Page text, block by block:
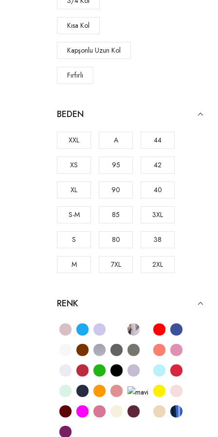
Korse
Sütyen
Sütyen Külot Takım
Body
Bralet
Jartier Takım
Külot
Bornoz
Sabahlık Set
Tulum
İçlik
Eşofman
Eşofman 3'lü Set
Tayt
Kısa Kol
Kapşonlu Uzun Kol
Fırfırlı
Kalın Askılı
Düşük Omuz
Slip
Short
Boy
Hayalet
Desenli
Destekli
Çift Destekli
Basic
Big Size
Dantelli
BEDEN
XXL A 44
XS 95 42
XL 90 40
S-M 85 3XL
S 80 38
M 7XL 2XL
5XL 100
4XL
RENK